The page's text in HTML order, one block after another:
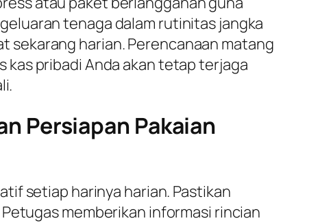
tenaga dalam rutinitas jangka
sekarang harian. Perencanaan matang
kas pribadi Anda akan tetap terjaga
Persiapan Pakaian
setiap harinya harian. Pastikan
memberikan informasi rincian